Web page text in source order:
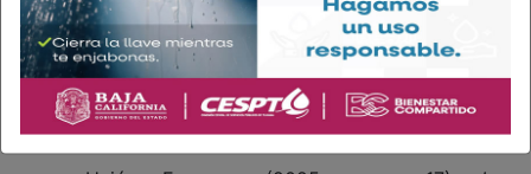
¿Y usted, qué piensa?
Referencias: